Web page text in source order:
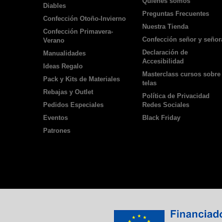
Diables
Confección Otoño-Invierno
Confección Primavera-
Verano
Manualidades
Ideas Regalo
Pack y Kits de Materiales
Rebajas y Outlet
Pedidos Especiales
Eventos
Patrones
Preguntas Frecuentes
Nuestra Tienda
Confección señor y
Declaración de
Accesibilidad
Masterclass cursos sobre
telas
Política de Privacidad
Redes Sociales
Black Friday